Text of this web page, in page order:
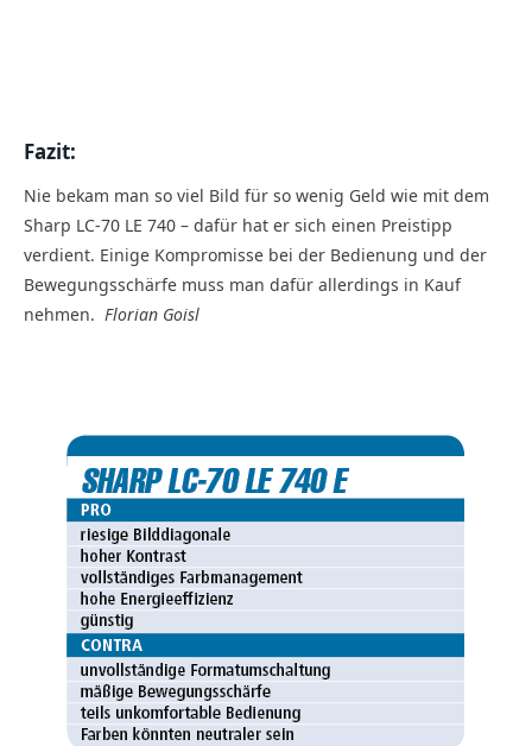
Fazit:
Nie bekam man so viel Bild für so wenig Geld wie mit dem
Sharp LC-70 LE 740 – dafür hat er sich einen Preistipp
verdient. Einige Kompromisse bei der Bedienung und der
Bewegungsschärfe muss man dafür allerdings in Kauf
nehmen. Florian Goisl